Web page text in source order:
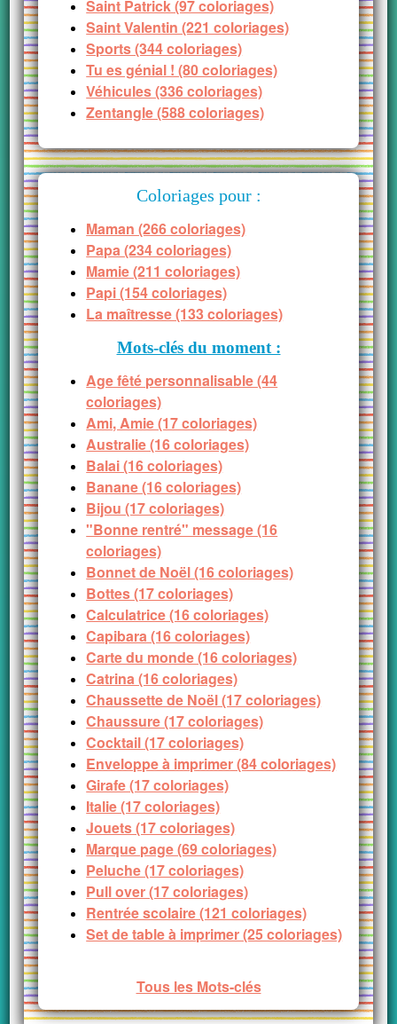
Saint Patrick (97 coloriages)
Saint Valentin (221 coloriages)
Sports (344 coloriages)
Tu es génial ! (80 coloriages)
Véhicules (336 coloriages)
Zentangle (588 coloriages)
Coloriages pour :
Maman (266 coloriages)
Papa (234 coloriages)
Mamie (211 coloriages)
Papi (154 coloriages)
La maîtresse (133 coloriages)
Mots-clés du moment :
Age fêté personnalisable (44
coloriages)
Ami, Amie (17 coloriages)
Australie (16 coloriages)
Balai (16 coloriages)
Banane (16 coloriages)
Bijou (17 coloriages)
"Bonne rentré" message (16
coloriages)
Bonnet de Noël (16 coloriages)
Bottes (17 coloriages)
Calculatrice (16 coloriages)
Capibara (16 coloriages)
Carte du monde (16 coloriages)
Catrina (16 coloriages)
Chaussette de Noël (17 coloriages)
Chaussure (17 coloriages)
Cocktail (17 coloriages)
Enveloppe à imprimer (84 coloriages)
Girafe (17 coloriages)
Italie (17 coloriages)
Jouets (17 coloriages)
Marque page (69 coloriages)
Peluche (17 coloriages)
Pull over (17 coloriages)
Rentrée scolaire (121 coloriages)
Set de table à imprimer (25 coloriages)
Tous les Mots-clés